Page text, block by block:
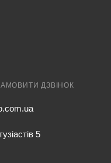
ДЗВІНОК
5